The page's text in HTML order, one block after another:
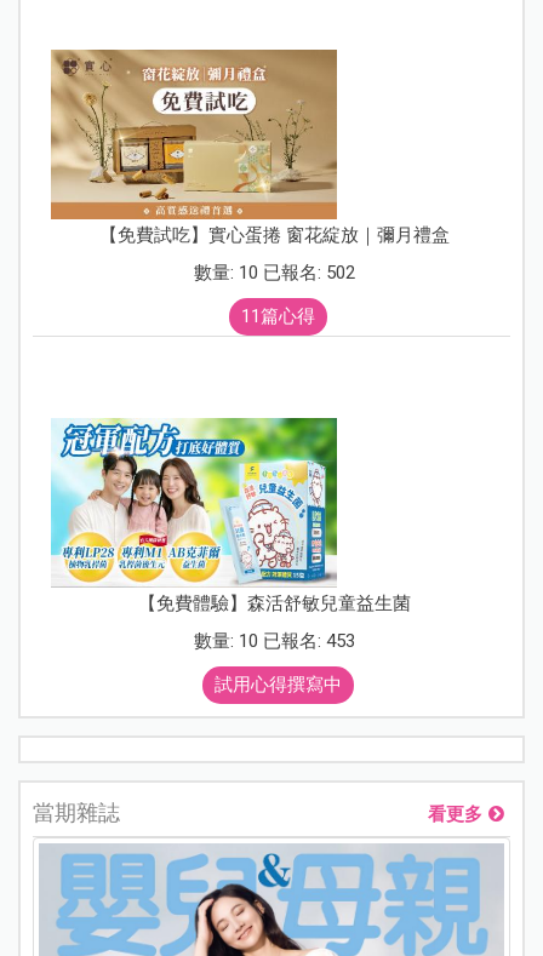
【免費試吃】實心蛋捲 窗花綻放｜彌月禮盒
數量: 10 已報名: 502
11篇心得
【免費體驗】森活舒敏兒童益生菌
數量: 10 已報名: 453
試用心得撰寫中
當期雜誌 看更多